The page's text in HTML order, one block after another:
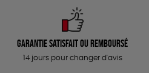
Garantie satisfait ou remboursé
14 jours pour changer d'avis